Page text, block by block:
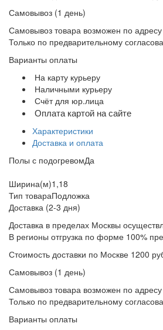
Самовывоз (1 день)
Самовывоз товара возможен по
Только по предварительному
Варианты оплаты
На карту курьеру
Наличными курьеру
Счёт для юр.лица
Оплата картой на сайте
Характеристики
Доставка и оплата
Полы с подогревомДа
Ширина(м)1,18
Тип товараПодложка
Доставка (2-3 дня)
Доставка в пределах Москвы
В регионы отгрузка по форме 100%
Стоимость доставки по Москве 1200
Самовывоз (1 день)
Самовывоз товара возможен по
Только по предварительному
Варианты оплаты